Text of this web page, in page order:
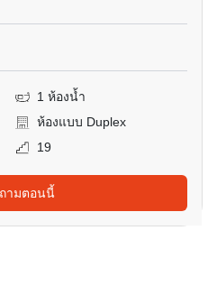
1 ห้องน้ำ
ห้องแบบ Duplex
19
ามตอนนี้